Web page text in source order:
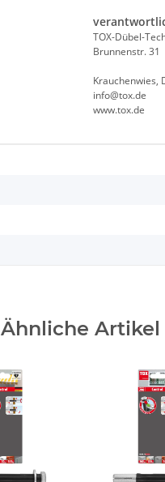
TOX-Dübel-
Brunnenstr. 31
Krauchenwies,
info@tox.de
www.tox.de
Ähnliche Artikel